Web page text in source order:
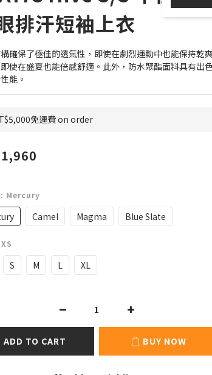
排汗短袖上衣
確保了極佳的透氣性，即使在劇烈運動中也能保持乾爽
使在盛夏也能倍感舒適。此外，防水聚酯面料具有出
能。
免運費 on order
: Mercury
Camel Magma Blue Slate
S M L XL
ADD TO CART BUY NOW